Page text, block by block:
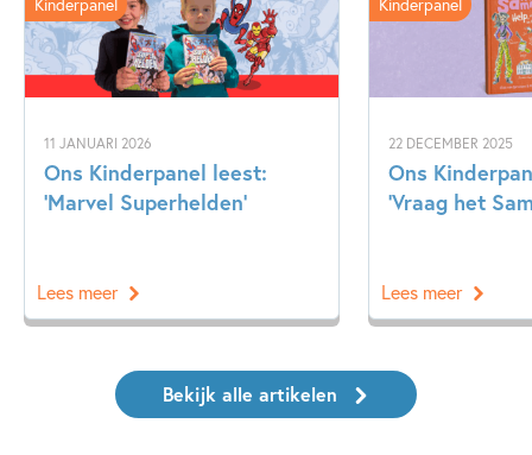
11 JANUARI 2026
Ons Kinderpanel leest:
‘Marvel Superhelden’
Lees meer
22 DECEMBER 2025
Ons
‘Vraag het
Lees meer
Bekijk alle artikelen